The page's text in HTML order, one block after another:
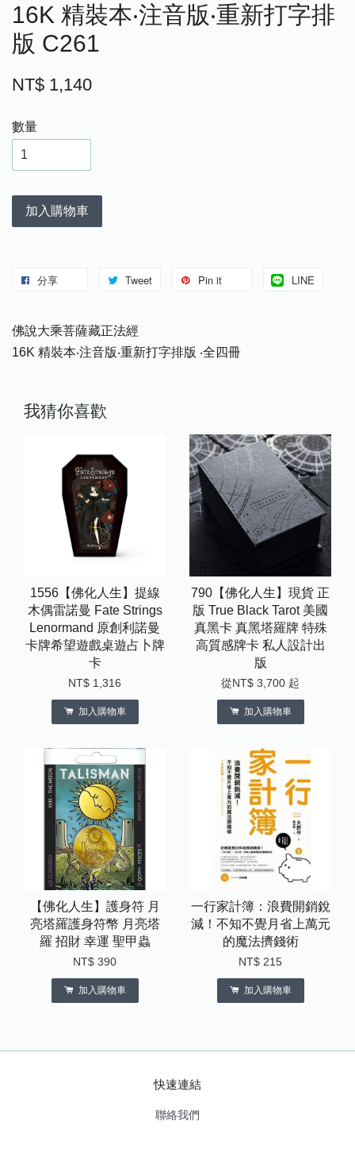
16K 精裝本‧注音版‧重新打字排
版 C261
NT$ 1,140
數量
加入購物車
分享 Tweet Pin it LINE
佛說大乘菩薩藏正法經
16K 精裝本‧注音版‧重新打字排版 ‧全四冊
我猜你喜歡
1556【佛化人生】提線
木偶雷諾曼 Fate Strings
Lenormand 原創利諾曼
卡牌希望遊戲桌遊占卜牌
卡
NT$ 1,316
加入購物車
790【佛化人生】現貨 正
版 True Black Tarot 美國
真黑卡 真黑塔羅牌 特殊
高質感牌卡 私人設計出
版
從NT$ 3,700 起
加入購物車
【佛化人生】護身符 月
亮塔羅護身符幣 月亮塔
羅 招財 幸運 聖甲蟲
NT$ 390
加入購物車
一行家計簿：浪費開銷銳
減！不知不覺月省上萬元
的魔法擠錢術
NT$ 215
加入購物車
快速連結
聯絡我們